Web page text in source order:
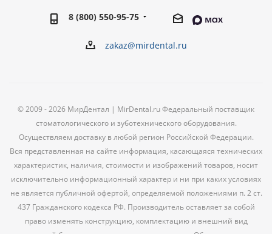
8 (800) 550-95-75
zakaz@mirdental.ru
© 2009 - 2026 МирДентал | MirDental.ru Федеральный поставщик
стоматологического и зуботехнического оборудования.
Осуществляем доставку в любой регион Российской Федерации.
Вся представленная на сайте информация, касающаяся технических
характеристик, наличия, стоимости и изображений товаров, носит
исключительно информационный характер и ни при каких условиях
не является публичной офертой, определяемой положениями п. 2 ст.
437 Гражданского кодекса РФ. Производитель оставляет за собой
право изменять конструкцию, комплектацию и внешний вид